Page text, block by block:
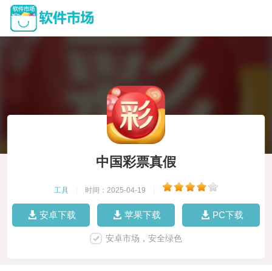
中国彩票真假
工具 时间：2025-04-19
安卓下载 苹果下载 PC下载
安卓市场，安全绿色